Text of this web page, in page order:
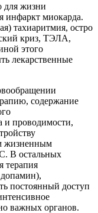
для жизни
инфаркт миокарда.
тахиаритмия, остро
криз, ТЭЛА,
этого
лекарственные
содержание
и проводимости,
жизненным
В остальных
терапия
постоянный доступ
важных органов.